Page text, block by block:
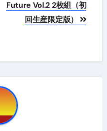
Future Vol.2 2枚組（初
回生産限定版）